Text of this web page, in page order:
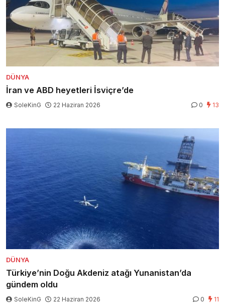
DÜNYA
İran ve ABD heyetleri İsviçre’de
SoleKinG 22 Haziran 2026 0 13
DÜNYA
Türkiye’nin Doğu Akdeniz atağı Yunanistan’da
gündem oldu
SoleKinG 22 Haziran 2026 0 11